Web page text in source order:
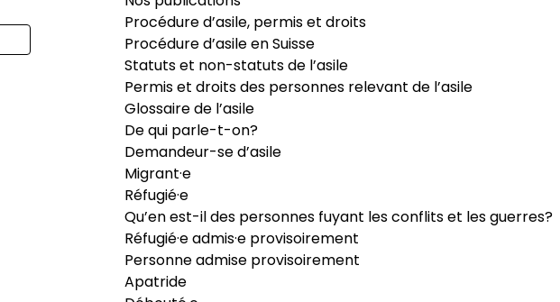
Procédure d’asile, permis et droits
Procédure d’asile en Suisse
Statuts et non-statuts de l’asile
Permis et droits des personnes relevant de l’asile
Glossaire de l’asile
De qui parle-t-on?
Demandeur-se d’asile
Migrant·e
Réfugié·e
Qu’en est-il des personnes fuyant les conflits et les guerres?
Réfugié·e admis·e provisoirement
Personne admise provisoirement
Apatride